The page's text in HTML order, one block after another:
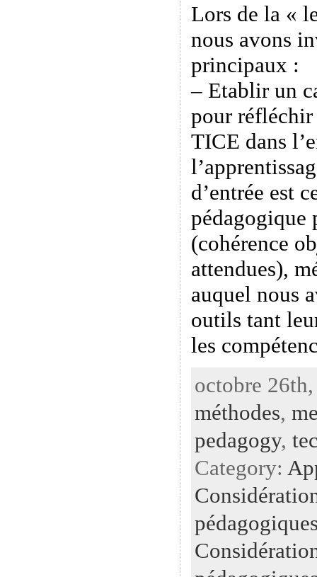
Lors de la «
nous avons
principaux :
– Etablir un
pour
TICE dans
d’entrée est
pédagogique
(cohérence
attendues),
auquel nous
outils tant
les
octobre
méthodes,
pedagogy,
Category: